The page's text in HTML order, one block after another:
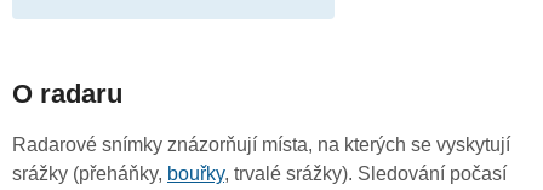
O radaru
Radarové snímky znázorňují místa, na kterých se vyskytují
srážky (přeháňky, bouřky, trvalé srážky). Sledování počasí